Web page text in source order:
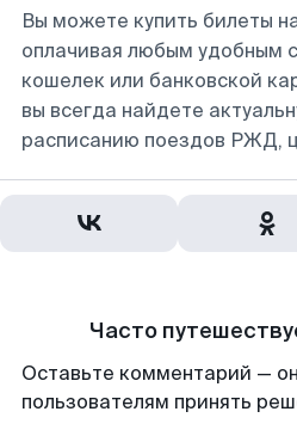
Вы можете купить билеты
оплачивая любым удобным
кошелек или банковской
вы всегда найдете
расписанию поездов РЖД,
Часто
Оставьте комментарий —
пользователям принять